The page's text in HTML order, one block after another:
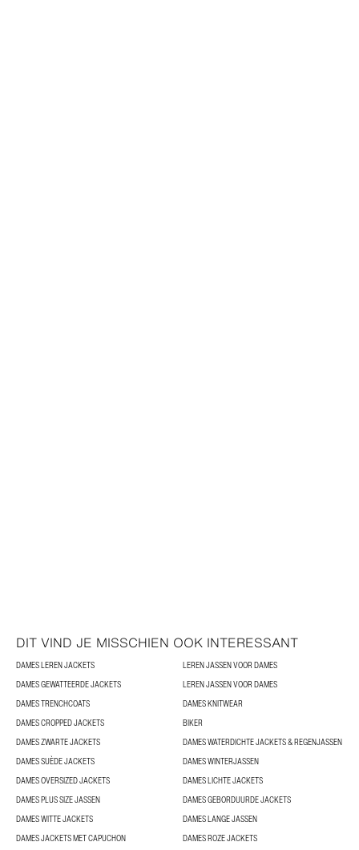
DIT VIND JE MISSCHIEN OOK INTERESSANT
DAMES LEREN JACKETS
LEREN JASSEN VOOR DAMES
DAMES GEWATTEERDE JACKETS
LEREN JASSEN VOOR DAMES
DAMES TRENCHCOATS
DAMES KNITWEAR
DAMES CROPPED JACKETS
BIKER
DAMES ZWARTE JACKETS
DAMES WATERDICHTE JACKETS & REGENJASSEN
DAMES SUÈDE JACKETS
DAMES WINTERJASSEN
DAMES OVERSIZED JACKETS
DAMES LICHTE JACKETS
DAMES PLUS SIZE JASSEN
DAMES GEBORDUURDE JACKETS
DAMES WITTE JACKETS
DAMES LANGE JASSEN
DAMES JACKETS MET CAPUCHON
DAMES ROZE JACKETS